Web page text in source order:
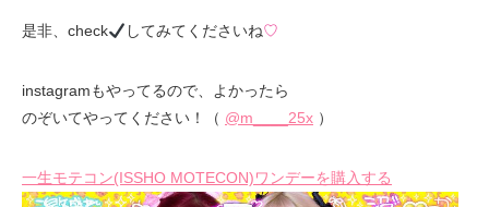
是非、check してみてくださいね♡
instagramもやってるので、よかったら
のぞいてやってください！（ @m____25x ）
一生モテコン(ISSHO MOTECON)ワンデーを購入する